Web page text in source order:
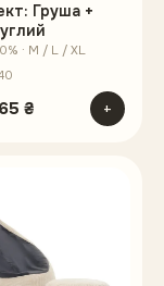
Груша +
· M / L / XL
₴ +